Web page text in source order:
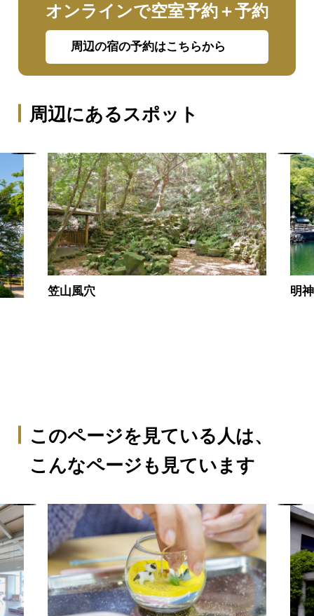
オンラインで空室予約＋予約
周辺の宿の予約はこちらから
周辺にあるスポット
笠山風穴 明
このページを見ている人は、
こんなページも見ています